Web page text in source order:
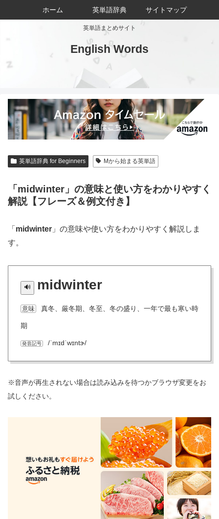
英単語まとめサイト
English Words
ホーム 英単語辞典 サイトマップ
英単語辞典 for Beginners Mから始まる英単語
「midwinter」の意味と使い方をわかりやすく
解説【フレーズ＆例文付き】
「 midwinter 」の意味や使い方をわかりやすく解説しま
す。
midwinter
意味 真冬、厳冬期、冬至、冬の盛り、一年で最も寒い時
期
発音記号 /ˈmɪdˈwɪntɝ/
※音声が再生されない場合は読み込みを待つかブラウザ変更をお
試しください。